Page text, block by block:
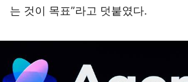
는 것이 목표”라고 덧붙였다.